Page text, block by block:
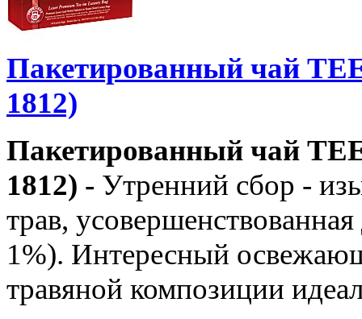
Пакетированный чай
1812)
Пакетированный чай
1812) - Утренний сбор -
трав,
1%). Интересный
травяной композиции